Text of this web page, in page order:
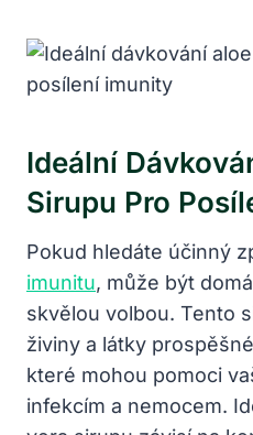
Ideální
Sirupu Pro
Pokud hledáte účinný
imunitu, může být
skvělou volbou. Tento
živiny a látky
které mohou pomoci
infekcím a nemocem.